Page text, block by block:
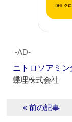
‐AD‐
ニトロソアミ
蝶理株式会社
« 前の記事